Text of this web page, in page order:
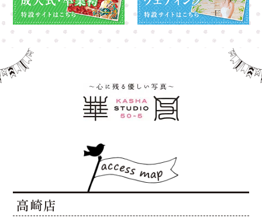
高崎店